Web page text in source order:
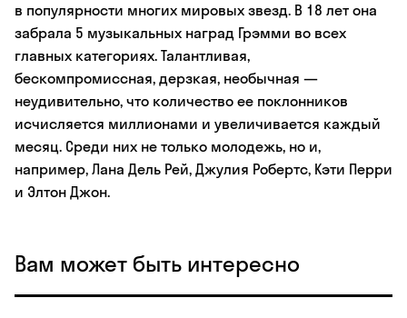
в популярности многих мировых звезд. В 18 лет она
забрала 5 музыкальных наград Грэмми во всех
главных категориях. Талантливая,
бескомпромиссная, дерзкая, необычная —
неудивительно, что количество ее поклонников
исчисляется миллионами и увеличивается каждый
месяц. Среди них не только молодежь, но и,
например, Лана Дель Рей, Джулия Робертс, Кэти Перри
и Элтон Джон.
Вам может быть интересно